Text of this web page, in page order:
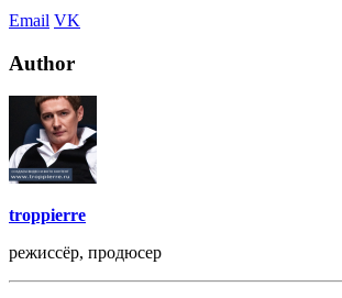
Email VK
Author
troppierre
режиссёр, продюсер